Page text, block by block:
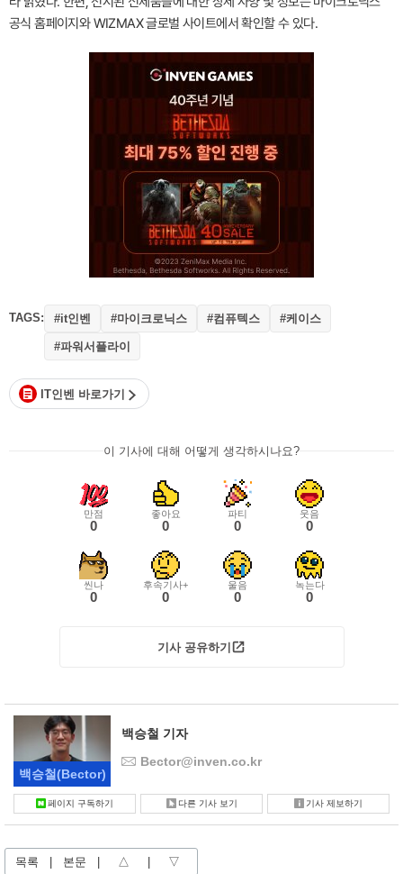
공식 홈페이지와 WIZMAX 글로벌 사이트에서 확인할 수 있다.
TAGS: #it인벤 #마이크로닉스 #컴퓨텍스 #케이스
#파워서플라이
IT인벤 바로가기
이 기사에 대해 어떻게 생각하시나요?
만점
0
좋아요
0
파티
0
웃음
0
씬나
0
후속기사+
0
울음
0
녹는다
0
기사 공유하기
백승철(Bector)
백승철 기자
Bector@inven.co.kr
페이지 구독하기 다른 기사 보기 기사 제보하기
목록 본문 △ ▽